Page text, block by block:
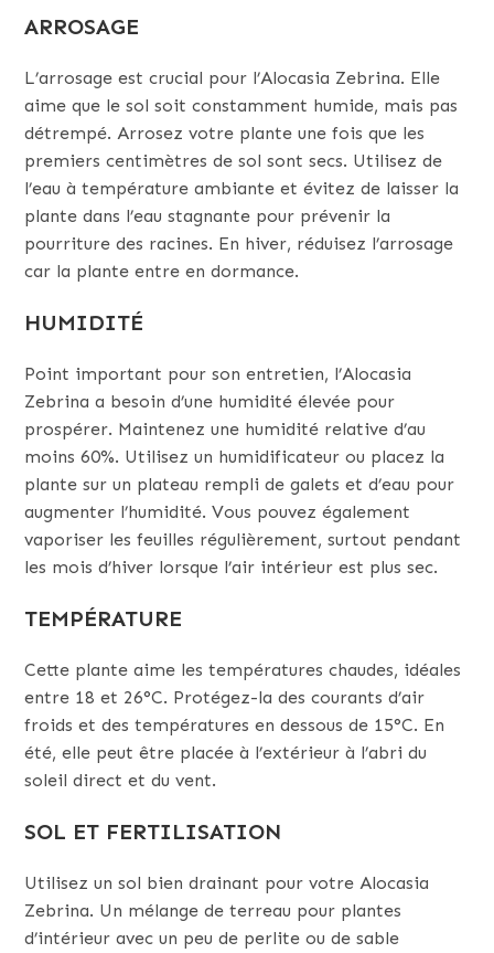
ARROSAGE
L’arrosage est crucial pour l’Alocasia Zebrina. Elle
aime que le sol soit constamment humide, mais pas
détrempé. Arrosez votre plante une fois que les
premiers centimètres de sol sont secs. Utilisez de
l’eau à température ambiante et évitez de laisser la
plante dans l’eau stagnante pour prévenir la
pourriture des racines. En hiver, réduisez l’arrosage
car la plante entre en dormance.
HUMIDITÉ
Point important pour son entretien, l’Alocasia
Zebrina a besoin d’une humidité élevée pour
prospérer. Maintenez une humidité relative d’au
moins 60%. Utilisez un humidificateur ou placez la
plante sur un plateau rempli de galets et d’eau pour
augmenter l’humidité. Vous pouvez également
vaporiser les feuilles régulièrement, surtout pendant
les mois d’hiver lorsque l’air intérieur est plus sec.
TEMPÉRATURE
Cette plante aime les températures chaudes, idéales
entre 18 et 26°C. Protégez-la des courants d’air
froids et des températures en dessous de 15°C. En
été, elle peut être placée à l’extérieur à l’abri du
soleil direct et du vent.
SOL ET FERTILISATION
Utilisez un sol bien drainant pour votre Alocasia
Zebrina. Un mélange de terreau pour plantes
d’intérieur avec un peu de perlite ou de sable